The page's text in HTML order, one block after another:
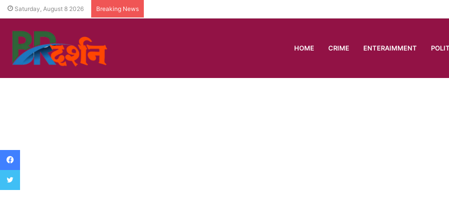
Saturday, August 8 2026 Breaking News
HOME CRIME ENTERAIMMENT